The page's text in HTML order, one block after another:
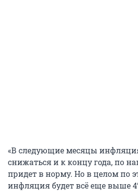
«В следующие месяцы
снижаться и к концу года, по
придет в норму. Но в целом по
инфляция будет всё еще выше